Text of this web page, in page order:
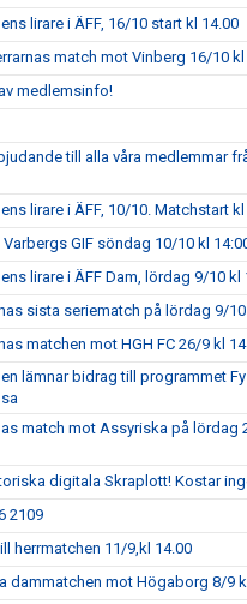
lirare i ÄFF, 16/10 start kl 14.00
match mot Vinberg 16/10 kl
medlemsinfo!
till alla våra medlemmar
lirare i ÄFF, 10/10. Matchstart kl
Varbergs GIF söndag 10/10 kl
lirare i ÄFF Dam, lördag 9/10 kl
sista seriematch på lördag 9/10
matchen mot HGH FC 26/9 kl
lämnar bidrag till programmet
match mot Assyriska på lördag
digitala Skraplott! Kostar
2109
herrmatchen 11/9,kl 14.00
dammatchen mot Högaborg 8/9